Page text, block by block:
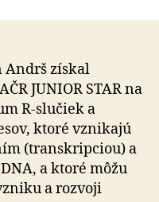
získal
JUNIOR STAR na
R-slučiek a
ktoré vznikajú
(transkripciou) a
a ktoré môžu
a rozvoji